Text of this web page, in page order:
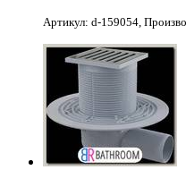
Артикул: d-159054,